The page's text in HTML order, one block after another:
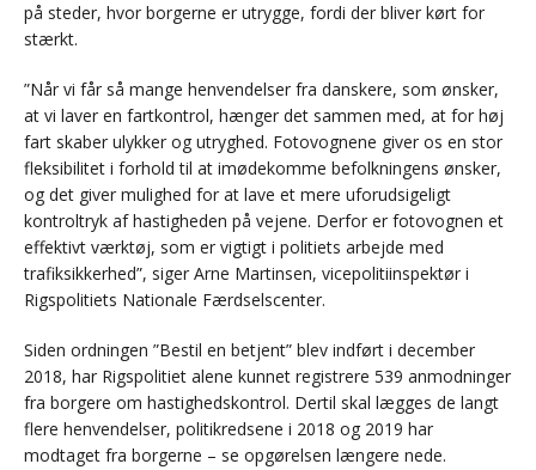
på steder, hvor borgerne er utrygge, fordi der bliver kørt for
stærkt.
”Når vi får så mange henvendelser fra danskere, som ønsker,
at vi laver en fartkontrol, hænger det sammen med, at for høj
fart skaber ulykker og utryghed. Fotovognene giver os en stor
fleksibilitet i forhold til at imødekomme befolkningens ønsker,
og det giver mulighed for at lave et mere uforudsigeligt
kontroltryk af hastigheden på vejene. Derfor er fotovognen et
effektivt værktøj, som er vigtigt i politiets arbejde med
trafiksikkerhed”, siger Arne Martinsen, vicepolitiinspektør i
Rigspolitiets Nationale Færdselscenter.
Siden ordningen ”Bestil en betjent” blev indført i december
2018, har Rigspolitiet alene kunnet registrere 539 anmodninger
fra borgere om hastighedskontrol. Dertil skal lægges de langt
flere henvendelser, politikredsene i 2018 og 2019 har
modtaget fra borgerne – se opgørelsen længere nede.